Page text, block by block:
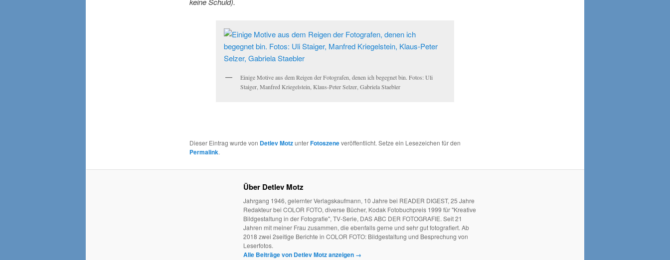
Einige Motive aus dem Reigen der Fotografen, denen ich begegnet bin. Fotos: Uli
Staiger, Manfred Kriegelstein, Klaus-Peter Selzer, Gabriela Staebler
Dieser Eintrag wurde von Detlev MotzunterFotoszeneveröffentlicht. Setze ein Lesezeichen für den
Permalink.
Über Detlev Motz
Jahrgang 1946, gelernter Verlagskaufmann, 10 Jahre bei READER DIGEST, 25 Jahre
Redakteur bei COLOR FOTO, diverse Bücher, Kodak Fotobuchpreis 1999 für "Kreative
Bildgestaltung in der Fotografie", TV-Serie, DAS ABC DER FOTOGRAFIE. Seit 21
Jahren mit meiner Frau zusammen, die ebenfalls gerne und sehr gut fotografiert. Ab
2018 zwei 2seitige Berichte in COLOR FOTO: Bildgestaltung und Besprechung von
Leserfotos.
Alle Beiträge von Detlev Motz anzeigen →